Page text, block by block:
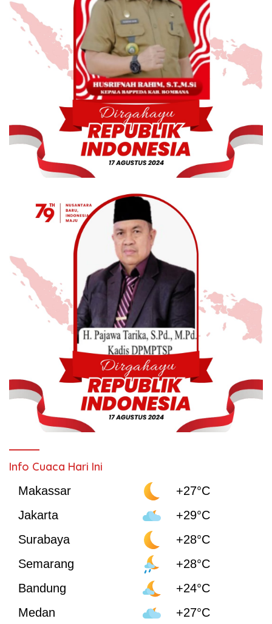
Info Cuaca Hari Ini
Makassar
+27°C
Jakarta
+29°C
Surabaya
+28°C
Semarang
+28°C
Bandung
+24°C
Medan
+27°C